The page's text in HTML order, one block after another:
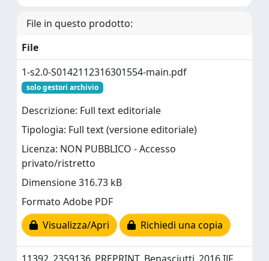
File in questo prodotto:
File
1-s2.0-S0142112316301554-main.pdf
solo gestori archivio
Descrizione: Full text editoriale
Tipologia: Full text (versione editoriale)
Licenza: NON PUBBLICO - Accesso
privato/ristretto
Dimensione 316.73 kB
Formato Adobe PDF
Visualizza/Apri
Richiedi una copia